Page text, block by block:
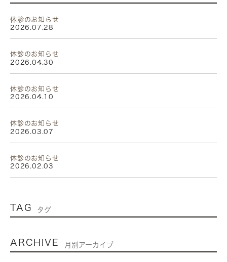
休診のお知らせ
2026.07.28
休診のお知らせ
2026.04.30
休診のお知らせ
2026.04.10
休診のお知らせ
2026.03.07
休診のお知らせ
2026.02.03
TAG タグ
ARCHIVE 月別アーカイブ